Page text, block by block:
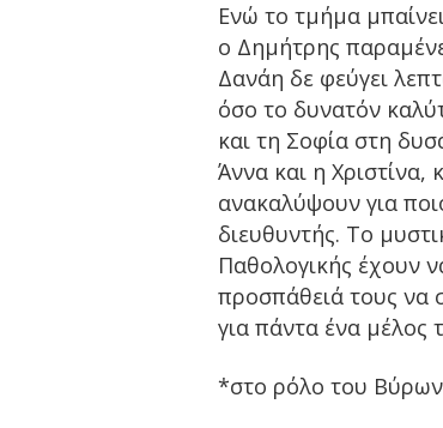
Ενώ το τμήμα
ο Δημήτρης
Δανάη δε φεύγει
όσο το δυνατόν
και τη Σοφία στη
Άννα και η
ανακαλύψουν για
διευθυντής. Το
Παθολογικής έχουν
προσπάθειά τους να
για πάντα ένα μέλος
*στο ρόλο του